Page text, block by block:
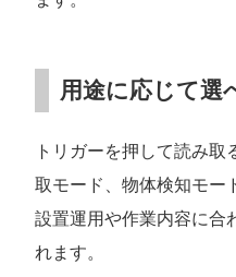
用途に応じて選
トリガーを押して読み
取モード、物体検知モー
設置運用や作業内容に合
れます。